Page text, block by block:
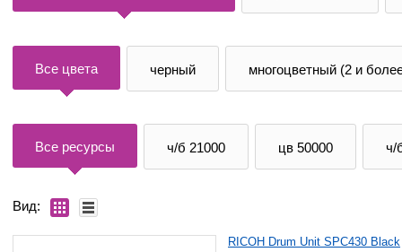
Все цвета черный многоцветный (2 и
Все ресурсы ч/б 21000 цв 50000 ч/
Вид:
RICOH Drum Unit SPC430 Black